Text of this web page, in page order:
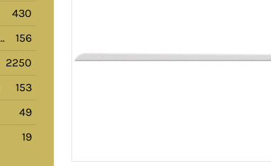
430
156
2250
153
49
19